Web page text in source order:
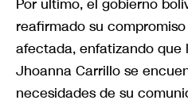
Por último, el gobierno
reafirmado su
afectada, enfatizando que
Jhoanna Carrillo se
necesidades de su